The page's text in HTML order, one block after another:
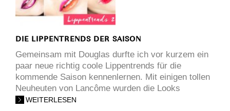
DIE LIPPENTRENDS DER SAISON
Gemeinsam mit Douglas durfte ich vor kurzem ein
paar neue richtig coole Lippentrends für die
kommende Saison kennenlernen. Mit einigen tollen
Neuheuten von Lancôme wurden die Looks
WEITERLESEN